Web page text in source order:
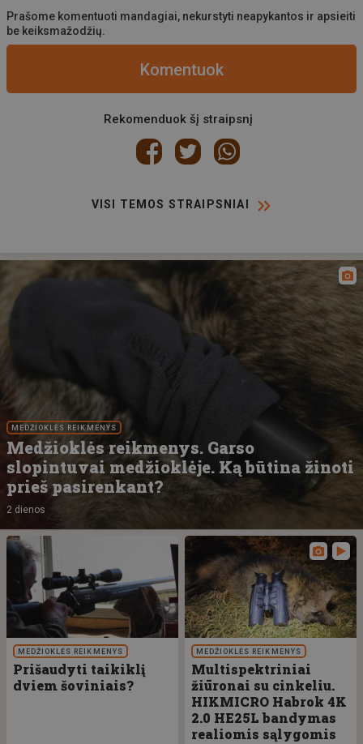
Prašome komentuoti mandagiai, nekurstyti neapykantos ir apsieiti
be keiksmažodžių.
Komentuok
Rekomenduok šį straipsnį
VISI TEMOS STRAIPSNIAI
MEDŽIOKLĖS REIKMENYS
Medžioklės reikmenys. Garso
slopintuvai medžioklėje. Ką būtina žinoti
prieš pasirenkant?
2 dienos
MEDŽIOKLĖS REIKMENYS
Prišaudyti taikiklį
dviem šoviniais?
MEDŽIOKLĖS REIKMENYS
Multispektriniai
žiūronai su cinkeliu.
HIKMICRO Habrok 4K
2.0 HE25L bandymas
realiomis sąlygomis